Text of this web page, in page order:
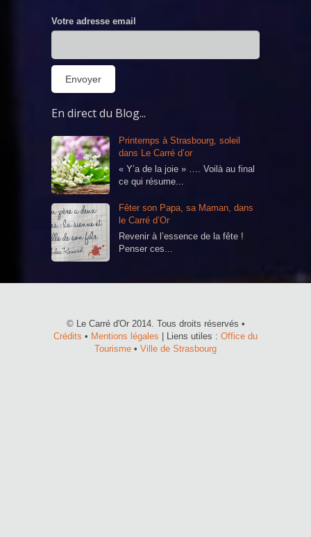
Votre adresse email
En direct du Blog...
Printemps à Strasbourg, soleil
dans Le Carré d’or
« Y’a de la joie » …. Voilà au final
ce qui résume...
Fêter son Papa, sa Maman, dans
le Carré d’Or
Revenir à l’essence de la fête !
Penser ces...
© Le Carré d'Or 2014. Tous droits réservés •
Crédits • Mentions légales | Liens utiles : Office du
Tourisme • Ville de Strasbourg